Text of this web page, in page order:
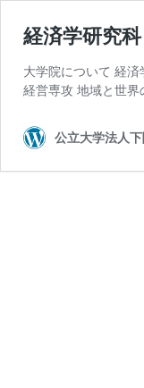
経済学研究科
大学院について 経
経営専攻 地域と世
公立大学法人